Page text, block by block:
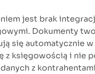
jest brak
Dokumenty
się automatycznie
z księgowością i nie
z